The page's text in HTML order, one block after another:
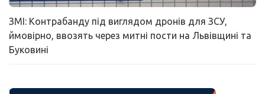
ЗМІ: Контрабанду під виглядом дронів для ЗСУ,
ймовірно, ввозять через митні пости на Львівщині та
Буковині